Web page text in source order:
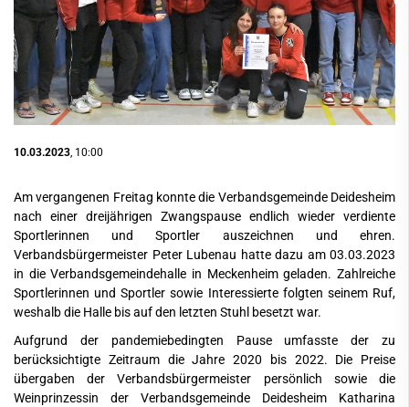
10.03.2023 , 10:00
Am vergangenen Freitag konnte die Verbandsgemeinde Deidesheim
nach einer dreijährigen Zwangspause endlich wieder verdiente
Sportlerinnen und Sportler auszeichnen und ehren.
Verbandsbürgermeister Peter Lubenau hatte dazu am 03.03.2023
in die Verbandsgemeindehalle in Meckenheim geladen. Zahlreiche
Sportlerinnen und Sportler sowie Interessierte folgten seinem Ruf,
weshalb die Halle bis auf den letzten Stuhl besetzt war.
Aufgrund der pandemiebedingten Pause umfasste der zu
berücksichtigte Zeitraum die Jahre 2020 bis 2022. Die Preise
übergaben der Verbandsbürgermeister persönlich sowie die
Weinprinzessin der Verbandsgemeinde Deidesheim Katharina